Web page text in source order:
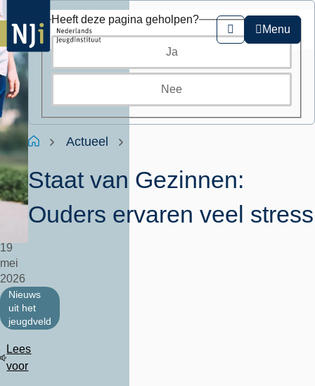
Overslaan
en
naar
de
inhoud
gaan
Zoeken
Menu
Kruimelpad
HomeActueel
Staat van Gezinnen:
Ouders ervaren veel stress
19
mei
2026
Nieuws
uit het
jeugdveld
Lees
voor
Heeft deze pagina geholpen?
Ja
Nee